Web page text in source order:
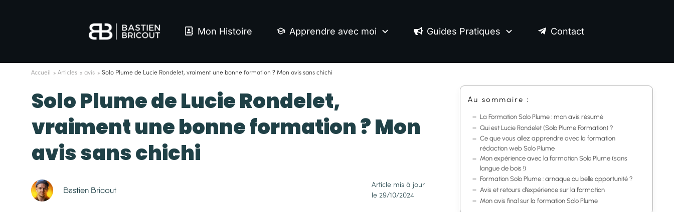
Mon Histoire Apprendre avec moi Guides Pratiques Contact
Accueil » Articles » avis » Solo Plume de Lucie Rondelet, vraiment une bonne formation ? Mon avis sans chichi
Solo Plume de Lucie Rondelet,
vraiment une bonne formation ? Mon
avis sans chichi
Bastien Bricout
Article mis à jour
le29/10/2024
Au sommaire :
La Formation Solo Plume : mon avis résumé
Qui est Lucie Rondelet (Solo Plume Formation) ?
Ce que vous allez apprendre avec la formation
rédaction web Solo Plume
Mon expérience avec la formation Solo Plume (sans
langue de bois !)
Formation Solo Plume : arnaque ou belle opportunité ?
Avis et retours d’expérience sur la formation
Mon avis final sur la formation Solo Plume